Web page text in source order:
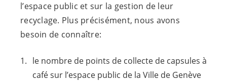
l’espace public et sur la gestion de leur
recyclage. Plus précisément, nous avons
besoin de connaître:
le nombre de points de collecte de capsules à
café sur l’espace public de la Ville de Genève